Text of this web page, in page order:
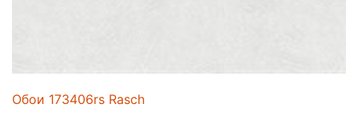
Обои 173406rs Rasch